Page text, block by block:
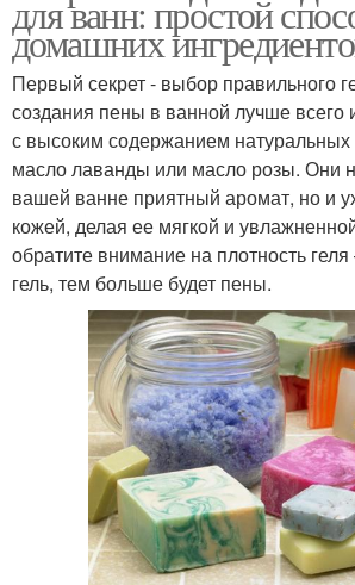
для ванн: простой
домашних
Первый секрет - выбор правильного
создания пены в ванной лучше всего
с высоким содержанием натуральных
масло лаванды или масло розы. Они
вашей ванне приятный аромат, но и
кожей, делая ее мягкой и
обратите внимание на плотность
гель, тем больше будет пены.